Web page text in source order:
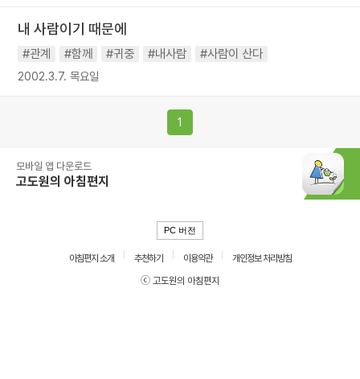
내 사람이기 때문에
#관계 #함께 #귀중 #내사람 #사람이 산다
2002.3.7. 목요일
1
모바일 앱 다운로드
고도원의 아침편지
PC 버전
아침편지 소개 추천하기 이용약관
개인정보 처리방침
ⓒ 고도원의 아침편지